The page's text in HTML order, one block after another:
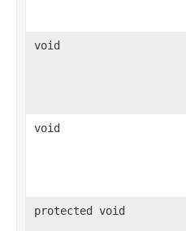
void
void
protected void